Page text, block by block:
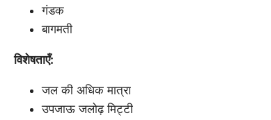
गंडक
बागमती
विशेषताएँ:
जल की अधिक मात्रा
उपजाऊ जलोढ़ मिट्टी